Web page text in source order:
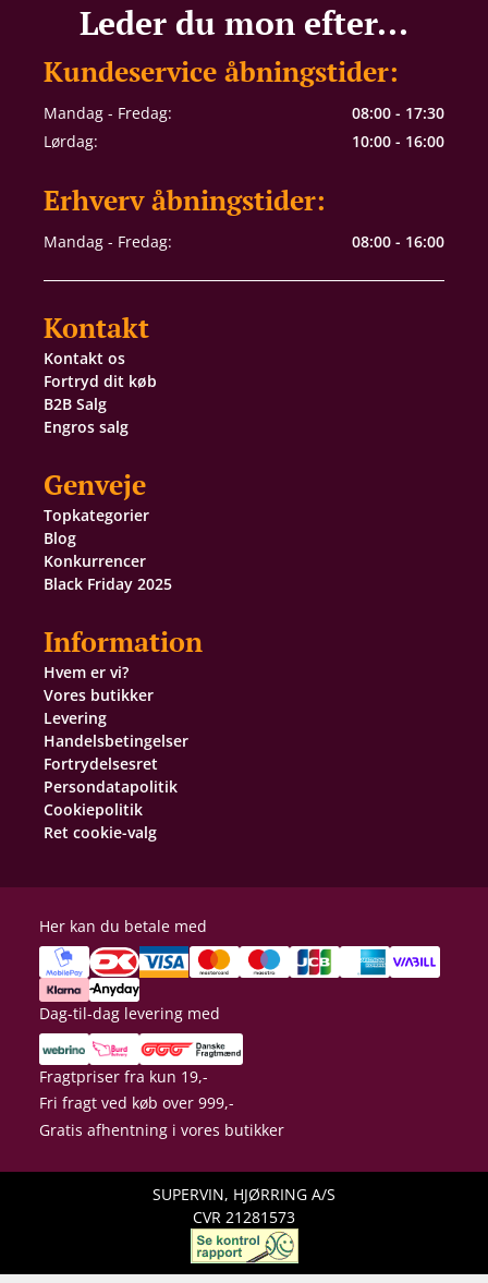
Leder du mon efter...
Kundeservice åbningstider:
Mandag - Fredag:
08:00 - 17:30
Lørdag:
10:00 - 16:00
Erhverv åbningstider:
Mandag - Fredag: 08:00 - 16:00
Kontakt
Kontakt os
Fortryd dit køb
B2B Salg
Engros salg
Genveje
Topkategorier
Blog
Konkurrencer
Black Friday 2025
Information
Hvem er vi?
Vores butikker
Levering
Handelsbetingelser
Fortrydelsesret
Persondatapolitik
Cookiepolitik
Ret cookie-valg
Her kan du betale med
Dag-til-dag levering med
Fragtpriser fra kun 19,-
Fri fragt ved køb over 999,-
Gratis afhentning i vores butikker
SUPERVIN, HJØRRING A/S
CVR 21281573